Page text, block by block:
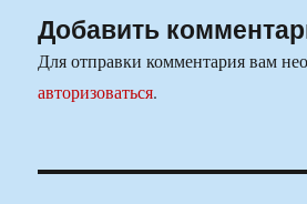
Добавить
Для отправки комментария вам
авторизоваться.